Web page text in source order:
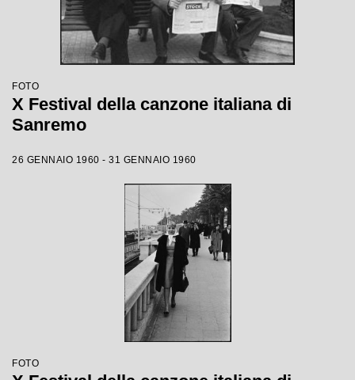
FOTO
X Festival della canzone italiana di
Sanremo
26 GENNAIO 1960 - 31 GENNAIO 1960
FOTO